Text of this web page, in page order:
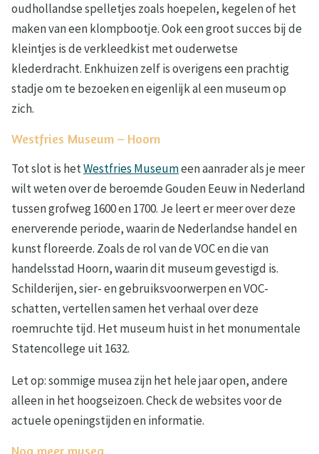
oudhollandse spelletjes zoals hoepelen, kegelen of het
maken van een klompbootje. Ook een groot succes bij de
kleintjes is de verkleedkist met ouderwetse
klederdracht. Enkhuizen zelf is overigens een prachtig
stadje om te bezoeken en eigenlijk al een museum op
zich.
Westfries Museum – Hoorn
Tot slot is hetWestfries Museumeen aanrader als je meer
wilt weten over de beroemde Gouden Eeuw in Nederland
tussen grofweg 1600 en 1700. Je leert er meer over deze
enerverende periode, waarin de Nederlandse handel en
kunst floreerde. Zoals de rol van de VOC en die van
handelsstad Hoorn, waarin dit museum gevestigd is.
Schilderijen, sier- en gebruiksvoorwerpen en VOC-
schatten, vertellen samen het verhaal over deze
roemruchte tijd. Het museum huist in het monumentale
Statencollege uit 1632.
Let op: sommige musea zijn het hele jaar open, andere
alleen in het hoogseizoen. Check de websites voor de
actuele openingstijden en informatie.
Nog meer musea